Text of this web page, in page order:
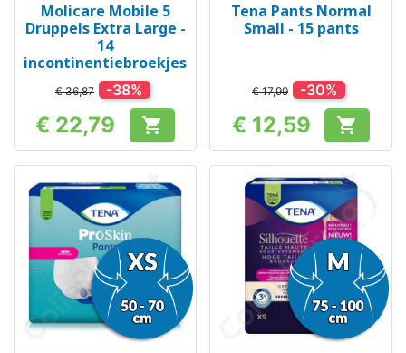
Molicare Mobile 5
Druppels Extra Large -
14
incontinentiebroekjes
€ 36,87 -38%
Prijs
€ 22,79 
Tena Pants Normal
Small - 15 pants
€ 17,99 -30%
Prijs
€ 12,59 